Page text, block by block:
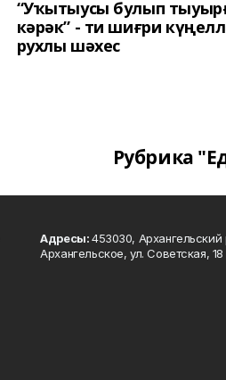
“Уҡытыусы булып
кәрәк” - ти шиғри
рухлы шәхес
Рубрика
Адресы:453030, Архангельский
Архангельское, ул. Советская, 18